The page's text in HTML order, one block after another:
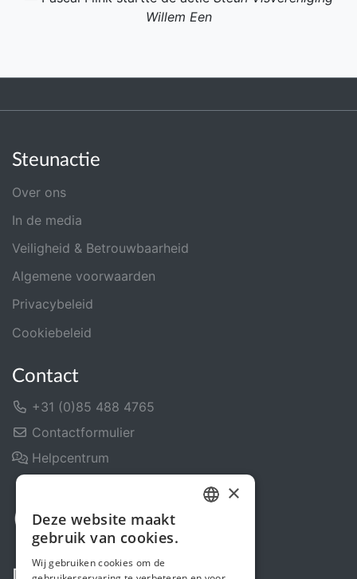
Willem Een
Steunactie
Over ons
In de media
Veiligheid & Betrouwbaarheid
Algemene voorwaarden
Privacybeleid
Cookiebeleid
Contact
+31 (0)85 488 4765
Contactformulier
Helpcentrum
×
Deze website maakt
gebruik van cookies.
Wij gebruiken cookies om de